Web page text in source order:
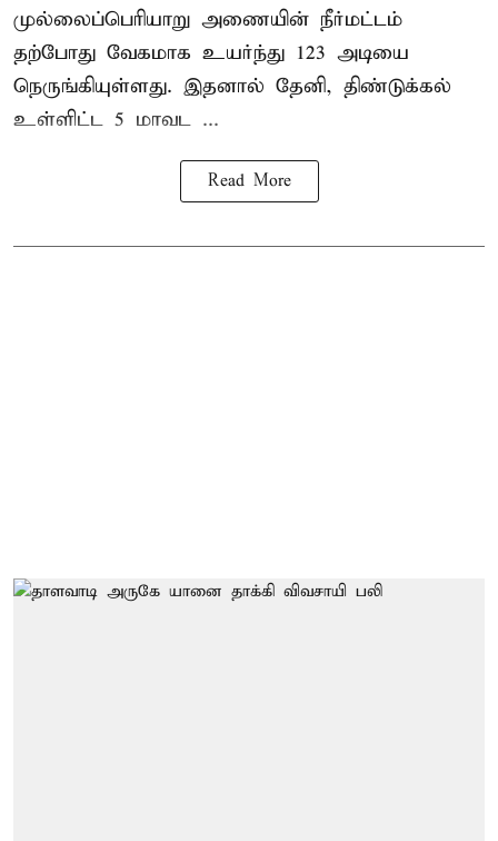
முல்லைப்பெரியாறு அணையின் நீர்மட்டம்
தற்போது வேகமாக உயர்ந்து 123 அடியை
நெருங்கியுள்ளது. இதனால் தேனி, திண்டுக்கல்
உள்ளிட்ட 5 மாவட ...
Read More